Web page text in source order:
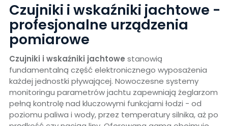
Czujniki i wskaźniki jachtowe -
profesjonalne urządzenia
pomiarowe
Czujniki i wskaźniki jachtowe stanowią
fundamentalną część elektronicznego wyposażenia
każdej jednostki pływającej. Nowoczesne systemy
monitoringu parametrów jachtu zapewniają żeglarzom
pełną kontrolę nad kluczowymi funkcjami łodzi - od
poziomu paliwa i wody, przez temperatury silnika, aż po